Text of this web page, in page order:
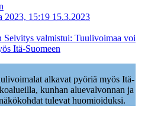
2023, 15:19 15.3.2023
Selvitys valmistui: Tuulivoimaa voi
Itä-Suomeen
alkavat pyöriä myös Itä-
kunhan aluevalvonnan ja
tulevat huomioiduksi.